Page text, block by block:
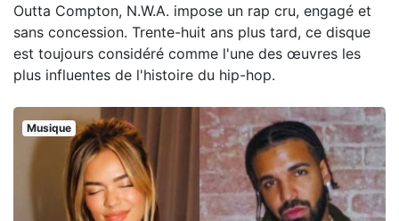
Outta Compton, N.W.A. impose un rap cru, engagé et
sans concession. Trente-huit ans plus tard, ce disque
est toujours considéré comme l'une des œuvres les
plus influentes de l'histoire du hip-hop.
Musique